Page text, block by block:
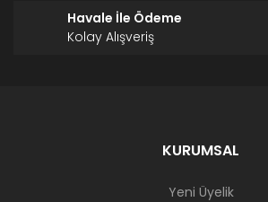
Havale İle Ödeme
Kolay Alışveriş
KURUMSAL
Yeni Üyelik